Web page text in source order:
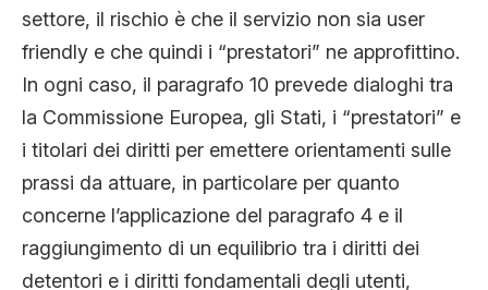
settore, il rischio è che il servizio non sia user
friendly e che quindi i “prestatori” ne approfittino.
In ogni caso, il paragrafo 10 prevede dialoghi tra
la Commissione Europea, gli Stati, i “prestatori” e
i titolari dei diritti per emettere orientamenti sulle
prassi da attuare, in particolare per quanto
concerne l’applicazione del paragrafo 4 e il
raggiungimento di un equilibrio tra i diritti dei
detentori e i diritti fondamentali degli utenti,